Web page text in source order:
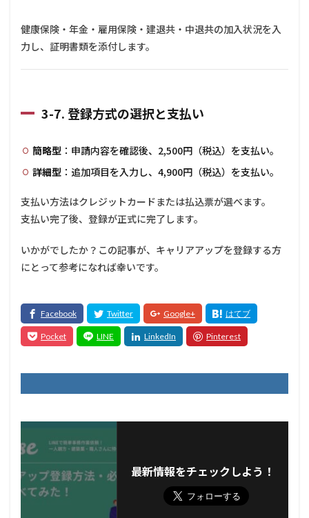
健康保険・年金・雇用保険・建退共・中退共の加入状況を入
力し、証明書類を添付します。
3-7. 登録方式の選択と支払い
簡略型 ：申請内容を確認後、2,500円（税込）を支払い。
詳細型 ：追加項目を入力し、4,900円（税込）を支払い。
支払い方法はクレジットカードまたは払込票が選べます。
支払い完了後、登録が正式に完了します。
いかがでしたか？この記事が、キャリアアップを登録する方
にとって参考になれば幸いです。
最新情報をチェックしよう！